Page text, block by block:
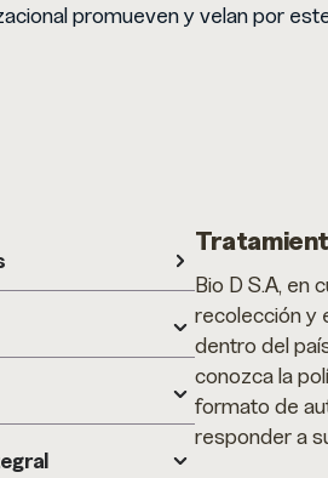
promueven y velan por
Bio D S.A, en
recolección y
dentro del
conozca la
formato de
responder a